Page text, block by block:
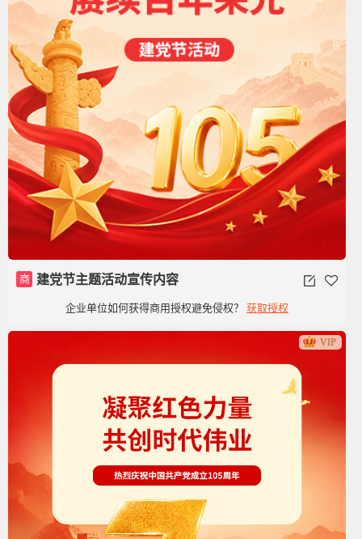
商 建党节主题活动宣传内容
企业单位如何获得商用授权避免侵权？ 获取授权
VIP